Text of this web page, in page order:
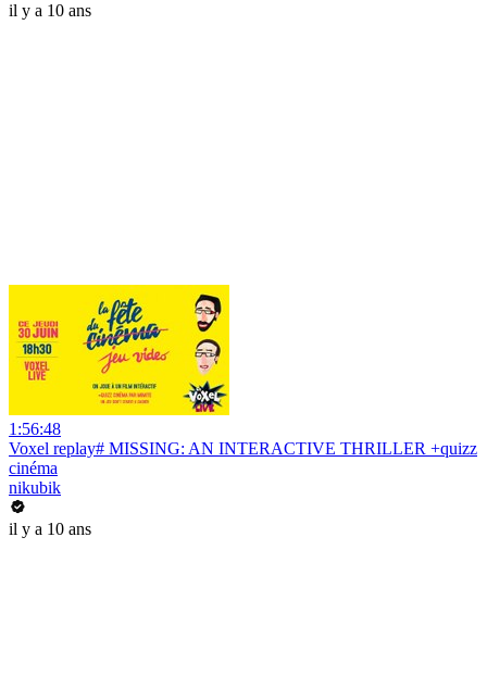
il y a 10 ans
1:56:48
Voxel replay# MISSING: AN INTERACTIVE THRILLER +quizz
cinéma
nikubik
il y a 10 ans